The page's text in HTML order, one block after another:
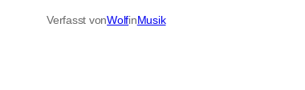
Verfasst vonWolfinMusik